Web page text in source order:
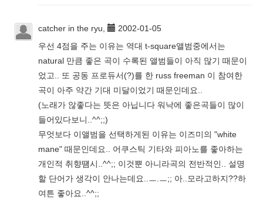
catcher in the ryu,
2002-01-05
우선 4점을 주는 이유는 역대 t-square앨범중에서는
natural 만큼 좋은 곡이 수록된 앨범들이 아직 많기 때문이
었고.. 또 공동 프로듀서(?)를 한 russ freeman 이 참여한
곡이 아주 약간 기대 미달이었기 때문인데요..
(노래가 않좋다는 뜻은 아닙니다 워낙에 좋은곡들이 많이
들어있다보니..^^;;)
무엇보다 이앨범을 선택하게된 이유는 이즈미의 "white
mane" 때문인데요.. 어쿠스틱 기타와 피아노를 좋아하는
개인적 취향떔시..^^;; 이것뿐 아니라곡의 전반적인.. 설명
할 단어가 생각이 안나는데요..ㅡ.ㅡ;; 아..모라고하지??하
여튼 좋아요..^^;;